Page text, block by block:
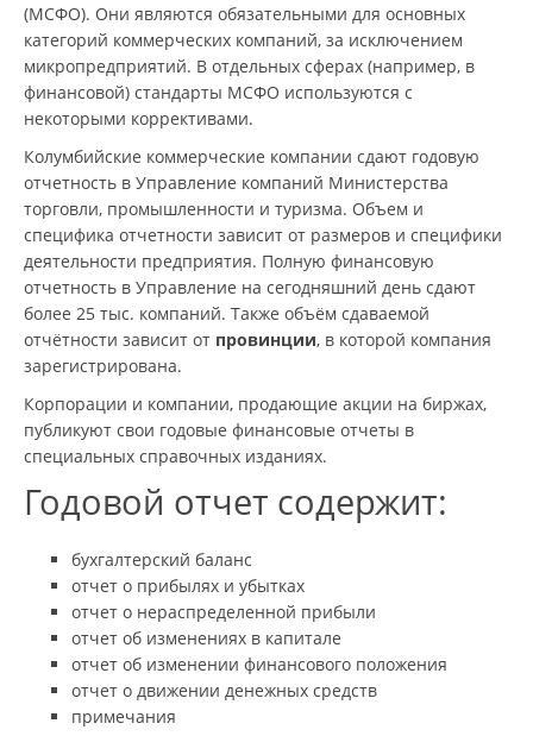
(МСФО). Они являются обязательными для основных
категорий коммерческих компаний, за исключением
микропредприятий. В отдельных сферах (например, в
финансовой) стандарты МСФО используются с
некоторыми коррективами.
Колумбийские коммерческие компании сдают годовую
отчетность в Управление компаний Министерства
торговли, промышленности и туризма. Объем и
специфика отчетности зависит от размеров и специфики
деятельности предприятия. Полную финансовую
отчетность в Управление на сегодняшний день сдают
более 25 тыс. компаний. Также объём сдаваемой
отчётности зависит от провинции, в которой компания
зарегистрирована.
Корпорации и компании, продающие акции на биржах,
публикуют свои годовые финансовые отчеты в
специальных справочных изданиях.
Годовой отчет содержит:
бухгалтерский баланс
отчет о прибылях и убытках
отчет о нераспределенной прибыли
отчет об изменениях в капитале
отчет об изменении финансового положения
отчет о движении денежных средств
примечания